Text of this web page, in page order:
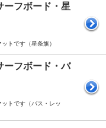
ーフボード・星
トです（星条旗）
ーフボード・バ
トです（バス・レッ